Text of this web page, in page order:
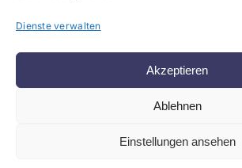
Dienste verwalten
Akzeptieren
Ablehnen
Einstellungen ansehen
federmann.de
Justanothercoder&SessionLift